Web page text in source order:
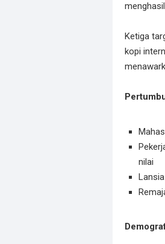
Ketiga
kopi
nilai